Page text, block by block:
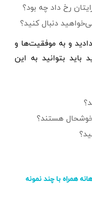
رخ داد چه بود؟
دنبال کنید؟
و به موفقیت‌ها و
بتوانید به این
هستند؟
همراه با چند نمونه